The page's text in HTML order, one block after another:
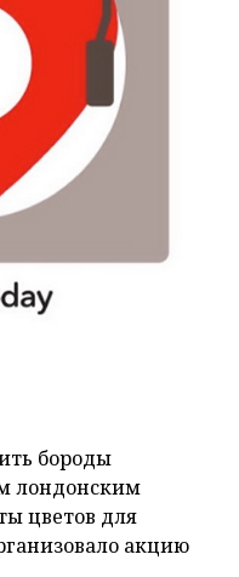
бороды
лондонским
цветов для
акцию